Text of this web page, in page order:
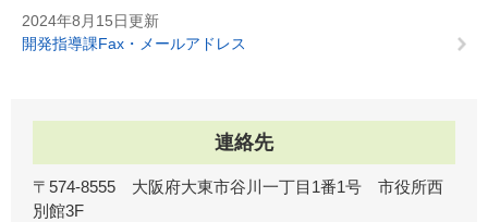
2024年8月15日更新
開発指導課Fax・メールアドレス
連絡先
〒574-8555 大阪府大東市谷川一丁目1番1号 市役所西
別館3F